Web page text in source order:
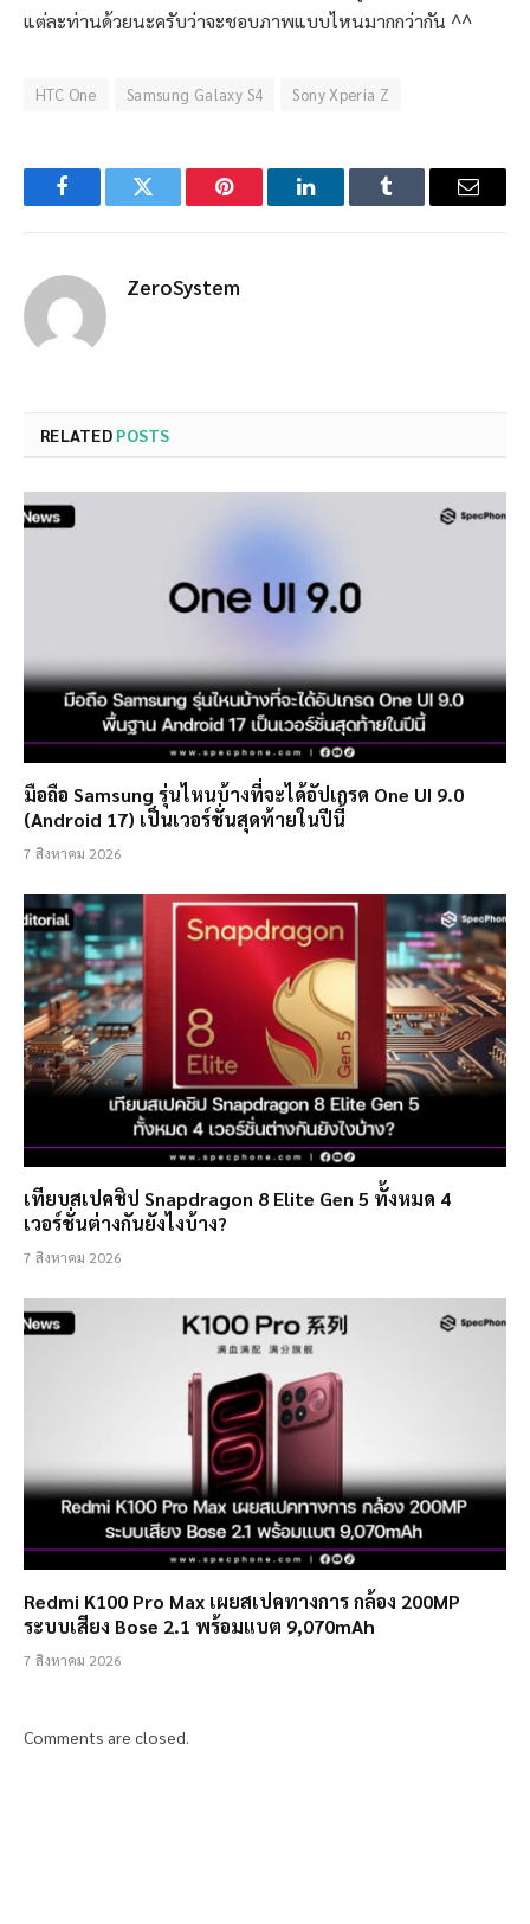
แต่ละท่านด้วยนะครับว่าจะชอบภาพแบบไหนมากกว่ากัน ^^
HTC One Samsung Galaxy S4 Sony Xperia Z
FacebookTwitter Pinterest LinkedInTumblr Email
ZeroSystem
RELATED POSTS
มือถือ Samsung รุ่นไหนบ้างที่จะได้อัปเกรด One UI 9.0
(Android 17) เป็นเวอร์ชั่นสุดท้ายในปีนี้
7 สิงหาคม 2026
เทียบสเปคชิป Snapdragon 8 Elite Gen 5 ทั้งหมด 4
เวอร์ชั่นต่างกันยังไงบ้าง?
7 สิงหาคม 2026
Redmi K100 Pro Max เผยสเปคทางการ กล้อง 200MP
ระบบเสียง Bose 2.1 พร้อมแบต 9,070mAh
7 สิงหาคม 2026
Comments are closed.